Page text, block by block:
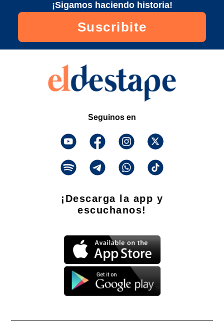
¡Sigamos haciendo historia!
Suscribite
Seguinos en
¡Descarga la app y
escuchanos!